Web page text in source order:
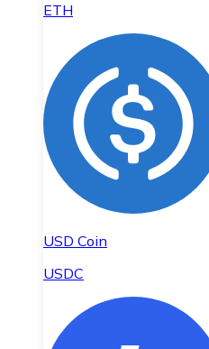
ETH
USD Coin
USDC